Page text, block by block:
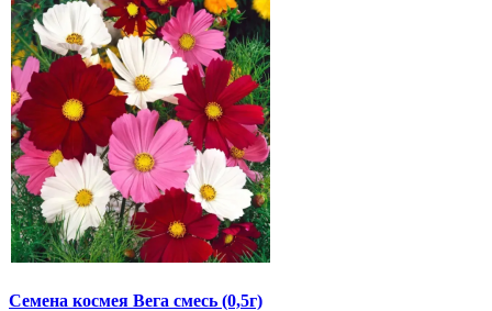
Семена космея Вега смесь (0,5г)